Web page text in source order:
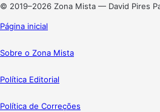
© 2019–2026 Zona Mista — David Pires
Página inicial
Sobre o Zona Mista
Política Editorial
Política de Correções